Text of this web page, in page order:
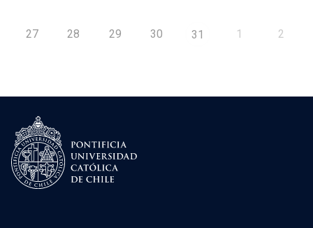
27 28 29 30 31 1 2